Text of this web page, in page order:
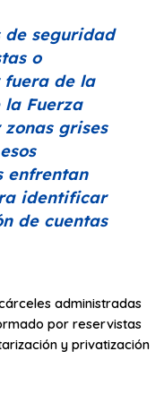
de seguridad
o
fuera de la
Fuerza
grises
enfrentan
identificar
de cuentas
administradas
por reservistas
y privatización